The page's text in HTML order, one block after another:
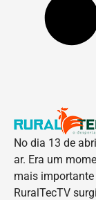
No dia 13 de
ar. Era um
mais
RuralTecTV